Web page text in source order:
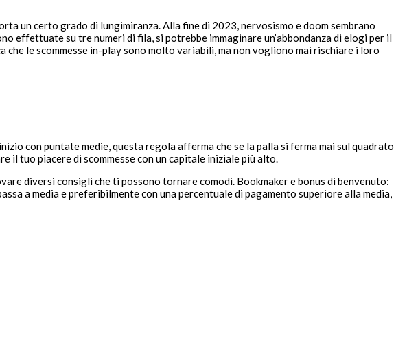
un certo grado di lungimiranza. Alla fine di 2023, nervosismo e doom sembrano
effettuate su tre numeri di fila, si potrebbe immaginare un’abbondanza di elogi per il
le scommesse in-play sono molto variabili, ma non vogliono mai rischiare i loro
con puntate medie, questa regola afferma che se la palla si ferma mai sul quadrato
il tuo piacere di scommesse con un capitale iniziale più alto.
diversi consigli che ti possono tornare comodi. Bookmaker e bonus di benvenuto:
a media e preferibilmente con una percentuale di pagamento superiore alla media,